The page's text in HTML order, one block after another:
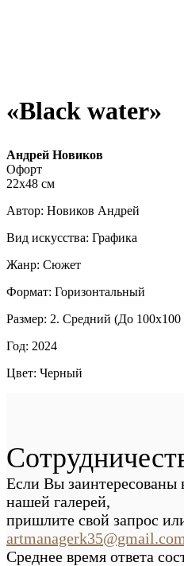
«Black water»
Андрей Новиков
Офорт
22х48 см
Автор: Новиков Андрей
Вид искусства: Графика
Жанр: Сюжет
Формат: Горизонтальный
Размер: 2. Средний (До 100х100
Год: 2024
Цвет: Черный
Если Вы заинтересованы
нашей галерей,
пришлите свой запрос
artmanagerk35@gmail.com
Среднее время ответа